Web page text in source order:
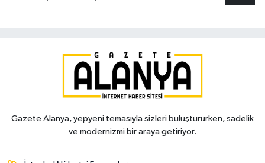
Gazete Alanya, yepyeni temasıyla sizleri buluştururken, sadelik
ve modernizmi bir araya getiriyor.